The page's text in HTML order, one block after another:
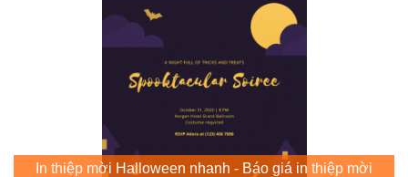
In thiệp mời Halloween nhanh - Báo giá in thiệp mời